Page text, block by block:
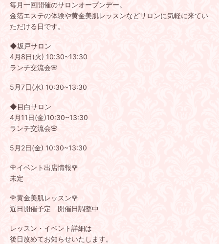
毎月一回開催のサロンオープンデー。
金箔エステの体験や黄金美肌レッスンなどサロンに気軽に来てい
ただける日です。
◆坂戸サロン
4月8日(火) 10:30~13:30
ランチ交流会🌸
5月7日(水) 10:30~13:30
◆目白サロン
4月11日(金)10:30~13:30
ランチ交流会🌸
5月2日(金) 10:30~13:30
🌹イベント出店情報🌹
未定
🌹黄金美肌レッスン🌹
近日開催予定 開催日調整中
レッスン・イベント詳細は
後日改めてお知らせいたします。